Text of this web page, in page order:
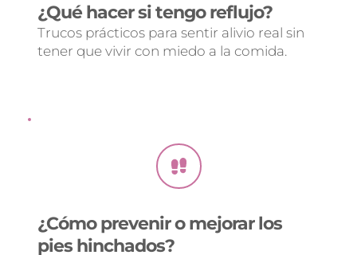
¿Qué hacer si tengo reflujo?
Trucos prácticos para sentir alivio real sin
tener que vivir con miedo a la comida.
¿Cómo prevenir o mejorar los
pies hinchados?